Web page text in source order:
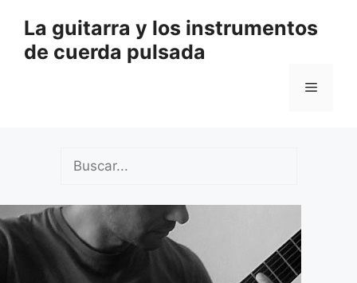
contenido
La guitarra y los instrumentos
de cuerda pulsada
Menú